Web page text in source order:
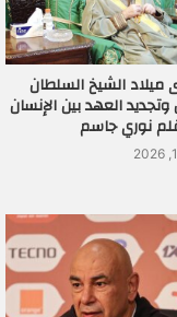
الشيخ السلطان
وتجديد العهد بين الإنسان
نوري جاسم